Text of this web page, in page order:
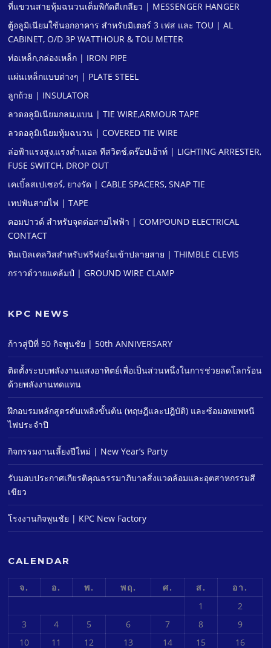
ที่แขวนสายหุ้มฉนวนเต็มพิกัดตีเกลียว | MESSENGER HANGER
ตู้อลูมิเนียมใช้นอกอาคาร สําหรับมิเตอร์ 3 เฟส และ TOU | AL
CABINET, O/D 3P WATTHOUR & TOU METER
ท่อเหล็ก,กล่องเหล็ก | IRON PIPE
แผ่นเหล็กแบบต่างๆ | PLATE STEEL
ลูกถ้วย | INSULATOR
ลวดอลูมิเนียมกลม,แบน | TIE WIRE,ARMOUR TAPE
ลวดอลูมิเนียมหุ้มฉนวน | COVERED TIE WIRE
ล่อฟ้าแรงสูง,แรงตํ่า,แอล ทีสวิตช์,ดร๊อปเอ้าท์ | LIGHTING ARRESTER,
FUSE SWITCH, DROP OUT
เคเบิ้ลสเปเซอร์, ยางรัด | CABLE SPACERS, SNAP TIE
เทปพันสายไฟ | TAPE
คอมปาวด์ สําหรับจุดต่อสายไฟฟ้า | COMPOUND ELECTRICAL
CONTACT
ทิมเบิลเคลวิสสําหรับฟรีฟอร์มเข้าปลายสาย | THIMBLE CLEVIS
กราวด์วายแคล้มป์ | GROUND WIRE CLAMP
KPC NEWS
ก้าวสู่ปีที่ 50 กิจพูนชัย | 50th ANNIVERSARY
ติดตั้งระบบพลังงานแสงอาทิตย์เพื่อเป็นส่วนหนึ่งในการช่วยลดโลกร้อน
ด้วยพลังงานทดแทน
ฝึกอบรมหลักสูตรดับเพลิงขั้นต้น (ทฤษฎีและปฎิบัติ) และซ้อมอพยพหนี
ไฟประจําปี
กิจกรรมงานเลี้ยงปีใหม่ | New Year’s Party
รับมอบประกาศเกียรติคุณธรรมาภิบาลสิ่งแวดล้อมและอุตสาหกรรมสี
เขียว
โรงงานกิจพูนชัย | KPC New Factory
CALENDAR
จ. อ. พ. พฤ. ศ. ส.
อา.
1
2
3
4 5 6 7 8
9
10
11 12 13 14 15 16